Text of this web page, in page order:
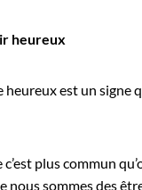
heureux
heureux est un signe
plus commun
nous sommes des